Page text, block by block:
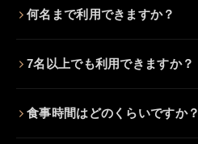
何名まで利用できますか？
7名以上でも利用できますか？
食事時間はどのくらいですか？